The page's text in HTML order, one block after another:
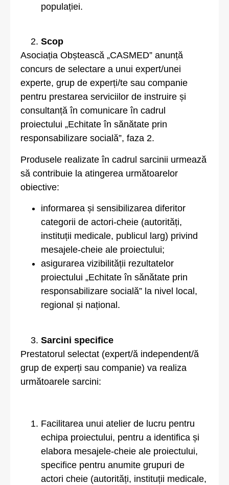
populației.
Scop
Asociația Obștească „CASMED” anunță
concurs de selectare a unui expert/unei
experte, grup de experți/te sau companie
pentru prestarea serviciilor de instruire și
consultanță în comunicare în cadrul
proiectului „Echitate în sănătate prin
responsabilizare socială”, faza 2.
Produsele realizate în cadrul sarcinii urmează
să contribuie la atingerea următoarelor
obiective:
informarea și sensibilizarea diferitor
categorii de actori-cheie (autorități,
instituții medicale, publicul larg) privind
mesajele-cheie ale proiectului;
asigurarea vizibilității rezultatelor
proiectului „Echitate în sănătate prin
responsabilizare socială” la nivel local,
regional și național.
Sarcini specifice
Prestatorul selectat (expert/ă independent/ă
grup de experți sau companie) va realiza
următoarele sarcini:
Facilitarea unui atelier de lucru pentru
echipa proiectului, pentru a identifica și
elabora mesajele-cheie ale proiectului,
specifice pentru anumite grupuri de
actori cheie (autorități, instituții medicale,